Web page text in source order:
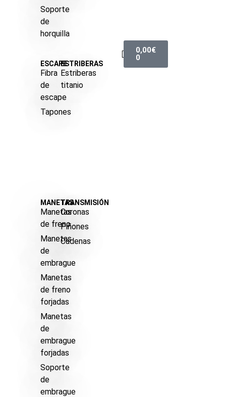
Soporte
de
horquilla
ESCAPE
Fibra
de
escape
Tapones
ESTRIBERAS
Estriberas
titanio
MANETAS
Manetas
de freno
Manetas
de
embrague
Manetas
de freno
forjadas
Manetas
de
embrague
forjadas
Soporte
de
embrague
TRANSMISIÓN
Coronas
Piñones
Cadenas
0,00€
0